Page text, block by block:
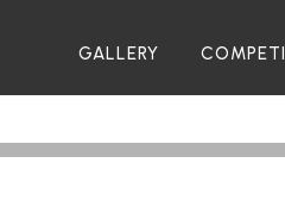
GALLERY